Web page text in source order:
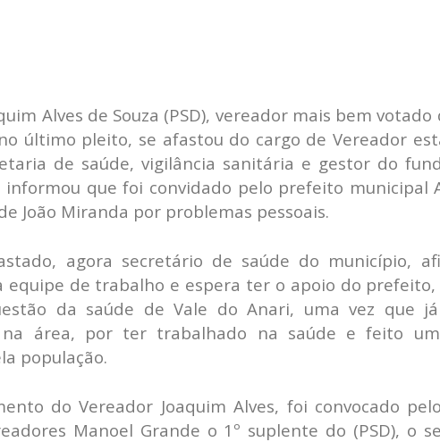
Alves de Souza (PSD), vereador mais bem
último pleito, se afastou do cargo de Vereador
de saúde, vigilância sanitária e gestor do
informou que foi convidado pelo prefeito municipal
João Miranda por problemas pessoais.
agora secretário de saúde do município,
equipe de trabalho e espera ter o apoio do prefeito,
da saúde de Vale do Anari, uma vez que
na área, por ter trabalhado na saúde e feito
população.
do Vereador Joaquim Alves, foi convocado
Manoel Grande o 1º suplente do (PSD), o